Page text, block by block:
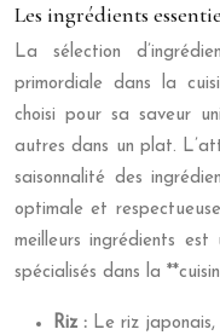
Les ingrédients
La sélection
primordiale dans la
choisi pour sa saveur
autres dans un plat.
saisonnalité des
optimale et
meilleurs ingrédients
spécialisés dans la
Riz : Le riz japonais,